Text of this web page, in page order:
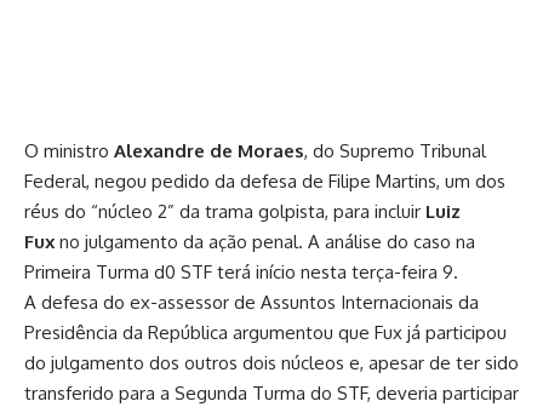
O ministro Alexandre de Moraes, do Supremo Tribunal
Federal, negou pedido da defesa de Filipe Martins, um dos
réus do “núcleo 2” da trama golpista, para incluir Luiz
Fux no julgamento da ação penal. A análise do caso na
Primeira Turma d0 STF terá início nesta terça-feira 9.
A defesa do ex-assessor de Assuntos Internacionais da
Presidência da República argumentou que Fux já participou
do julgamento dos outros dois núcleos e, apesar de ter sido
transferido para a Segunda Turma do STF, deveria participar